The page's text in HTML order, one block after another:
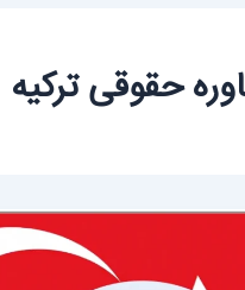
حقوقی ترکیه